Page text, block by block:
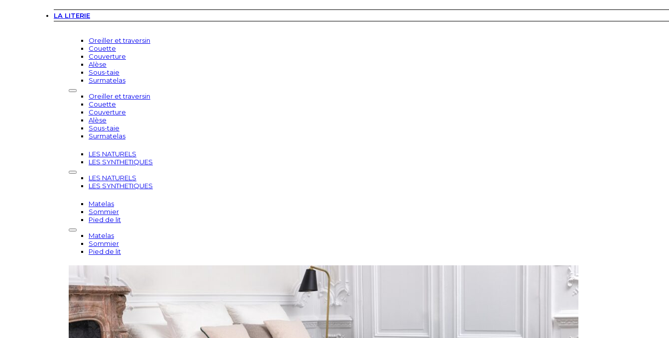
LA LITERIE
Oreiller et traversin
Couette
Couverture
Alèse
Sous-taie
Surmatelas
Oreiller et traversin
Couette
Couverture
Alèse
Sous-taie
Surmatelas
LES NATURELS
LES SYNTHETIQUES
LES NATURELS
LES SYNTHETIQUES
Matelas
Sommier
Pied de lit
Matelas
Sommier
Pied de lit